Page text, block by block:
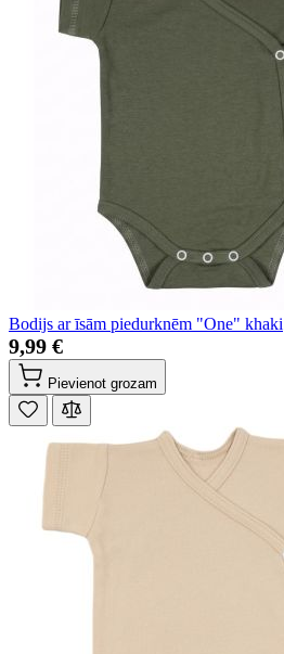
Bodijs ar īsām piedurknēm "One" khaki
9,99 €
Pievienot grozam